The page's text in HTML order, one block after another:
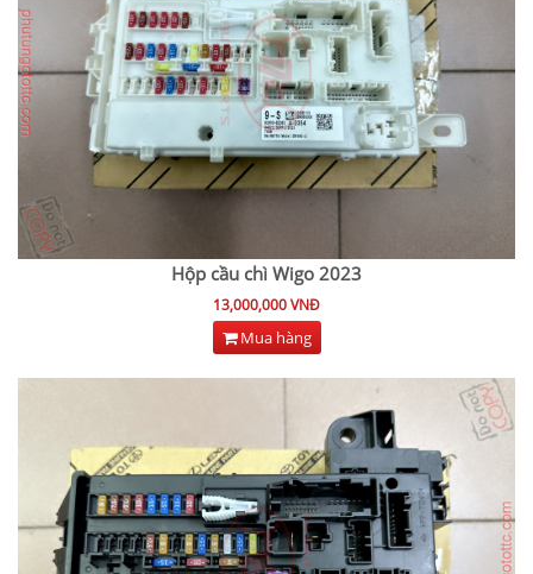
Hộp cầu chì Wigo 2023
13,000,000 VNĐ
Mua hàng